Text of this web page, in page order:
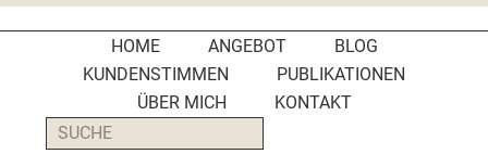
Social
Media
Manager
PR-
Agenturen
HOME ANGEBOT
BLOG
KUNDENSTIMMEN
PUBLIKATIONEN
ÜBER MICH
KONTAKT
SUCHE